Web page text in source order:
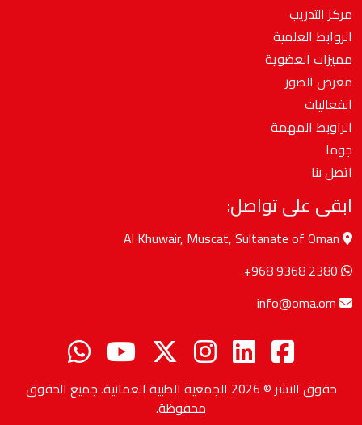
مركز التدريب
الروابط العلمية
مميزات العضوية
معرض الصور
الفعاليات
الراوبط المهمة
جوما
اتصل بنا
ابقى على تواصل:
+968 9368 2380
info@oma.om
حقوق النشر © 2026 الجمعية الطبية العمانية. جميع الحقوق
محفوظة.